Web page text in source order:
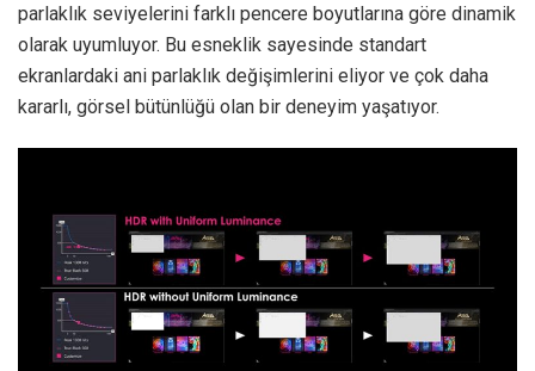
parlaklık seviyelerini farklı pencere boyutlarına göre dinamik
olarak uyumluyor. Bu esneklik sayesinde standart
ekranlardaki ani parlaklık değişimlerini eliyor ve çok daha
kararlı, görsel bütünlüğü olan bir deneyim yaşatıyor.